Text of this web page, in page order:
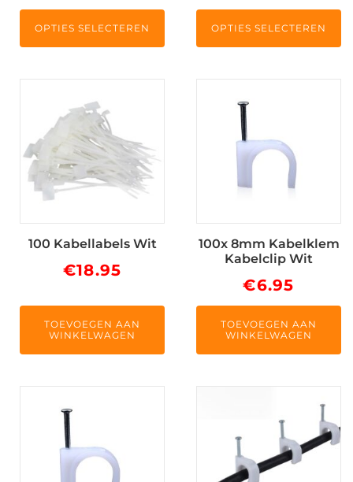
€12.73
OPTIES SELECTEREN
de
productpagina
OPTIES SELECTEREN
de
productpagina
100 Kabellabels Wit
€18.95
TOEVOEGEN AAN
WINKELWAGEN
100x 8mm Kabelklem
Kabelclip Wit
€6.95
TOEVOEGEN AAN
WINKELWAGEN